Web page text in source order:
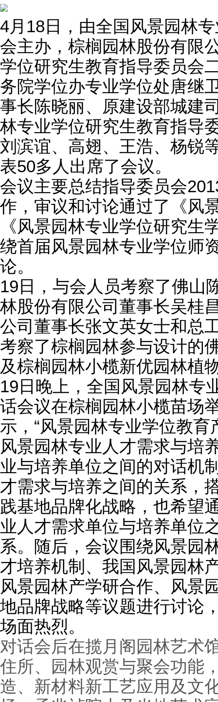
4月 18 日 ，由全国风景园林
会主办，棕榈园林股份有限
学位研究生教育指导委员会
务院学位办专业学位处唐继
事长陈晓丽、原建设部城建
林专业学位研究生教育指导
刘滨谊、高翅、王浩、杨锐
表50多人出席了会议。
会议主要总结指导委员会
作，审议和讨论通过了《风
《风景园林专业学位研究生
绕首届风景园林专业学位师
论。
19日，与会人员考察了佛山
林股份有限公司董事长吴桂
公司董事长张文英女士和总
考察了棕榈园林参与设计的
及棕榈园林小榄新优园林植
19日晚上，全国风景园林专
话会议在棕榈园林小榄苗场
示，“风景园林专业学位教
风景园林专业人才需求与培
业与培养单位之间的对话机
才需求与培养之间的关系，
践基地品牌化战略，也希望
业人才需求单位与培养单位
系。随后，会议围绕风景园
才培养机制、我国风景园林
风景园林产学研合作、风景
地品牌战略等议题进行讨论
场面热烈。
对话会后在揽月阁园林艺术
住所、园林观赏与聚会功能
造、新材料新工艺应用及文